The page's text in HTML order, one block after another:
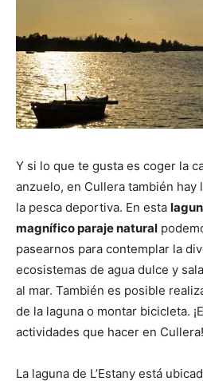
Y si lo que te gusta es coger la
anzuelo, en Cullera también hay
la pesca deportiva. En esta
magnífico paraje natural
pasearnos para contemplar la
ecosistemas de agua dulce y
al mar. También es posible
de la laguna o montar bicicleta.
actividades que hacer en Cullera!
La laguna de L’Estany está